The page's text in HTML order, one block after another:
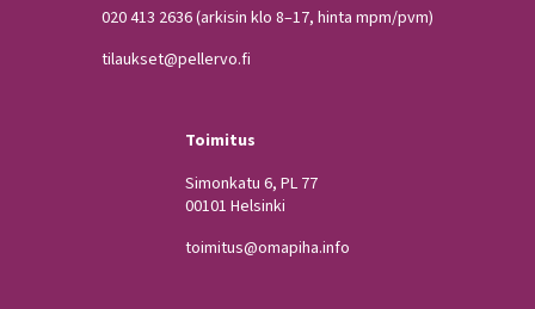
020 413 2636(arkisin klo 8–17, hinta mpm/pvm)
tilaukset@pellervo.fi
Toimitus
Simonkatu 6, PL 77
00101 Helsinki
toimitus@omapiha.info